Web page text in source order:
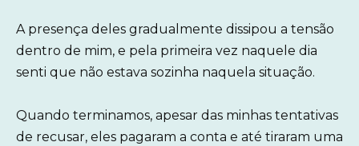
A presença deles gradualmente dissipou a tensão
dentro de mim, e pela primeira vez naquele dia
senti que não estava sozinha naquela situação.
Quando terminamos, apesar das minhas tentativas
de recusar, eles pagaram a conta e até tiraram uma